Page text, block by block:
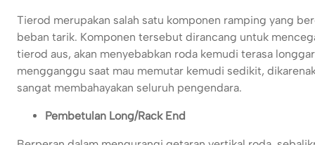
Tierod merupakan salah satu komponen ramping yang
beban tarik. Komponen tersebut dirancang untuk
tierod aus, akan menyebabkan roda kemudi terasa
mengganggu saat mau memutar kemudi sedikit,
sangat membahayakan seluruh pengendara.
Pembetulan Long/Rack End